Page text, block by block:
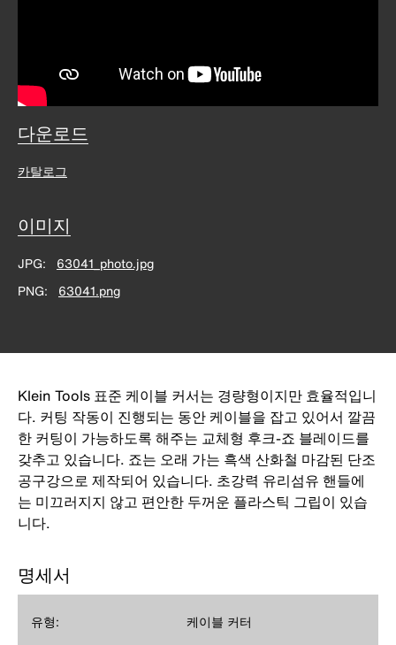
다운로드
카탈로그
이미지
JPG
63041_photo.jpg
PNG
63041.png
Klein Tools 표준 케이블 커서는 경량형이지만 효율적입니
다. 커팅 작동이 진행되는 동안 케이블을 잡고 있어서 깔끔
한 커팅이 가능하도록 해주는 교체형 후크-죠 블레이드를
갖추고 있습니다. 죠는 오래 가는 흑색 산화철 마감된 단조
공구강으로 제작되어 있습니다. 초강력 유리섬유 핸들에
는 미끄러지지 않고 편안한 두꺼운 플라스틱 그립이 있습
니다.
명세서
유형: 케이블 커터